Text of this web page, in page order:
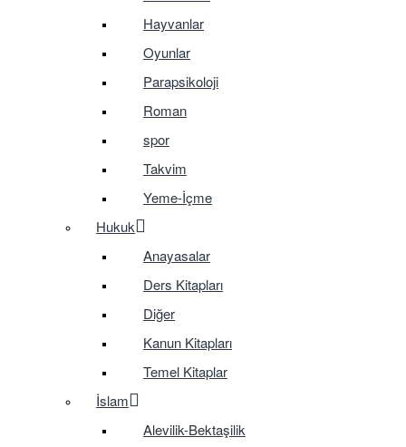
Hayvanlar
Oyunlar
Parapsikoloji
Roman
spor
Takvim
Yeme-İçme
Hukuk
Anayasalar
Ders Kitapları
Diğer
Kanun Kitapları
Temel Kitaplar
İslam
Alevilik-Bektaşilik